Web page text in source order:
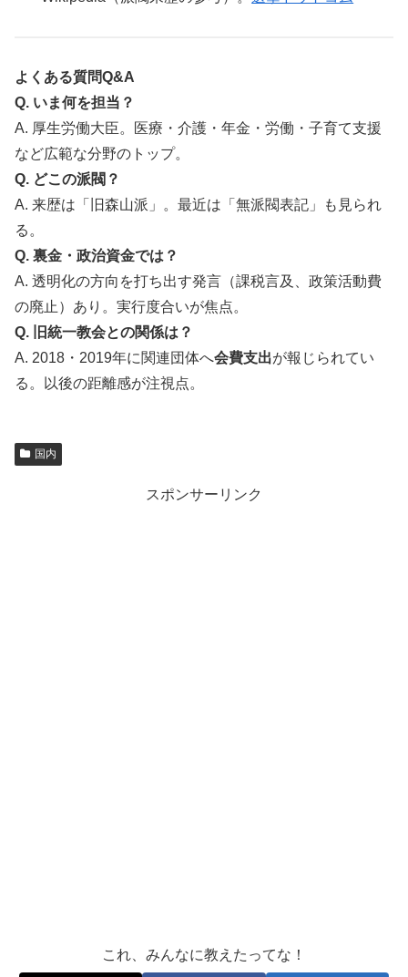
よくある質問Q&A
Q. いま何を担当？
A. 厚生労働大臣。医療・介護・年金・労働・子育て支援
など広範な分野のトップ。
Q. どこの派閥？
A. 来歴は「旧森山派」。最近は「無派閥表記」も見られ
る。
Q. 裏金・政治資金では？
A. 透明化の方向を打ち出す発言（課税言及、政策活動費
の廃止）あり。実行度合いが焦点。
Q. 旧統一教会との関係は？
A. 2018・2019年に関連団体へ会費支出が報じられてい
る。以後の距離感が注視点。
国内
スポンサーリンク
これ、みんなに教えたってな！